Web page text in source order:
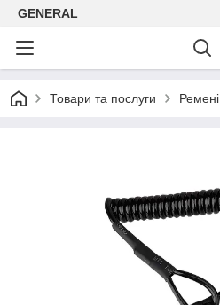
GENERAL
Товари та послуги Ремені